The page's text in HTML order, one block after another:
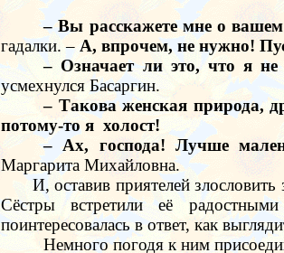
– Вы расскажете мне о вашем
гадалки. – А, впрочем, не нужно!
– Означает ли это, что я
усмехнулся Басаргин.
– Такова женская природа,
потому-то я холост!
– Ах, господа! Лучше
Маргарита Михайловна.
И, оставив приятелей
Сёстры встретили её
поинтересовалась в ответ, как
Немного погодя к ним